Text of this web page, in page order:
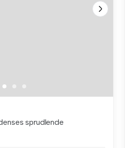
sprudlende